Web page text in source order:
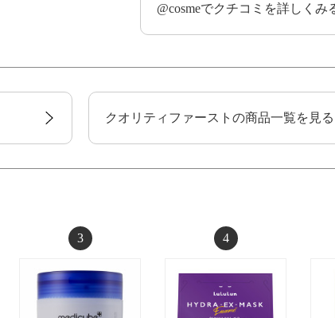
@cosmeでクチコミを詳しくみ
クオリティファーストの商品一覧を見る
3 4